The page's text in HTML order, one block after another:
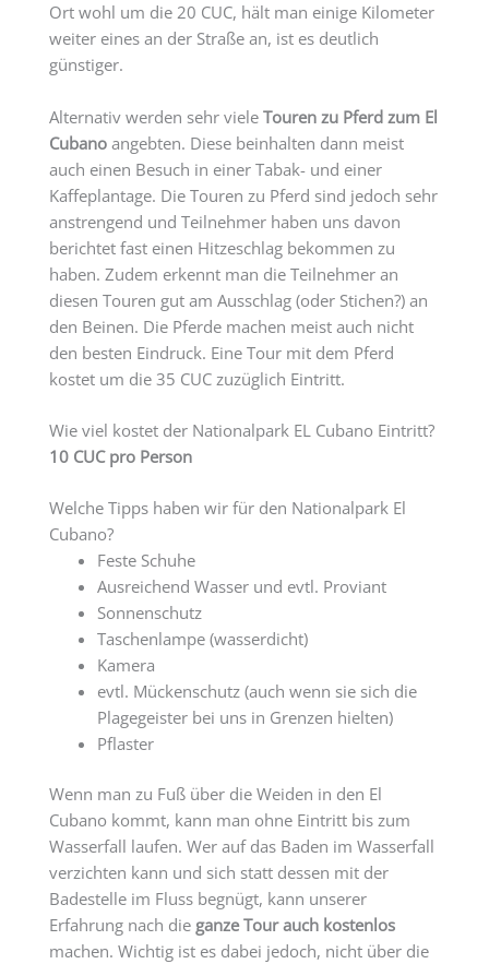
Ort wohl um die 20 CUC, hält man einige Kilometer
weiter eines an der Straße an, ist es deutlich
günstiger.
Alternativ werden sehr viele Touren zu Pferd zum El
Cubano angebten. Diese beinhalten dann meist
auch einen Besuch in einer Tabak- und einer
Kaffeplantage. Die Touren zu Pferd sind jedoch sehr
anstrengend und Teilnehmer haben uns davon
berichtet fast einen Hitzeschlag bekommen zu
haben. Zudem erkennt man die Teilnehmer an
diesen Touren gut am Ausschlag (oder Stichen?) an
den Beinen. Die Pferde machen meist auch nicht
den besten Eindruck. Eine Tour mit dem Pferd
kostet um die 35 CUC zuzüglich Eintritt.
Wie viel kostet der Nationalpark EL Cubano Eintritt?
10 CUC pro Person
Welche Tipps haben wir für den Nationalpark El
Cubano?
Feste Schuhe
Ausreichend Wasser und evtl. Proviant
Sonnenschutz
Taschenlampe (wasserdicht)
Kamera
evtl. Mückenschutz (auch wenn sie sich die
Plagegeister bei uns in Grenzen hielten)
Pflaster
Wenn man zu Fuß über die Weiden in den El
Cubano kommt, kann man ohne Eintritt bis zum
Wasserfall laufen. Wer auf das Baden im Wasserfall
verzichten kann und sich statt dessen mit der
Badestelle im Fluss begnügt, kann unserer
Erfahrung nach die ganze Tour auch kostenlos
machen. Wichtig ist es dabei jedoch, nicht über die